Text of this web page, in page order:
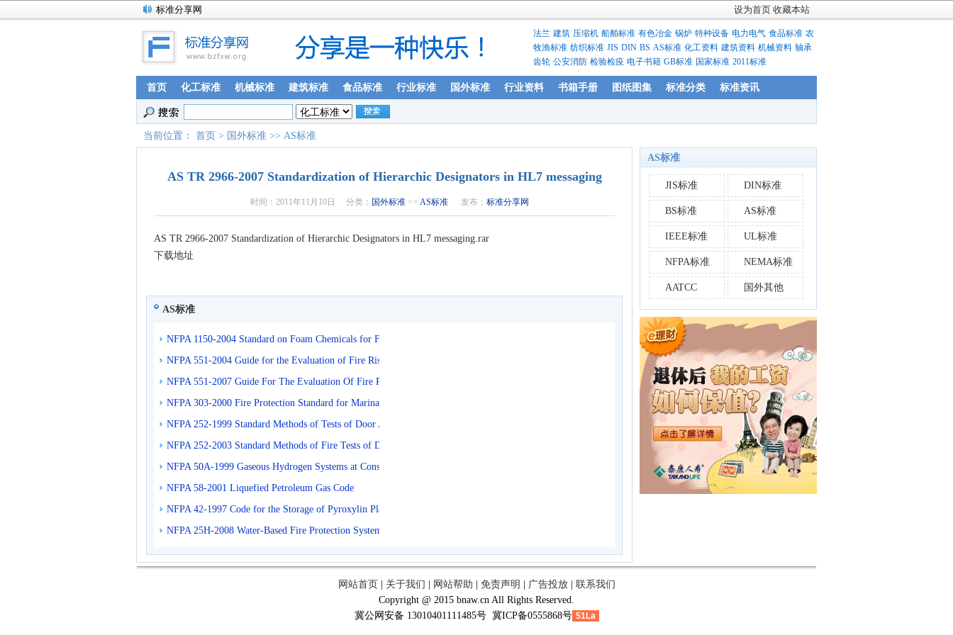
标准分享网 设为首页 收藏本站
法兰 建筑 压缩机 船舶标准 有色冶金 锅炉 特种设备 电力电气 食品标准 农
牧渔标准 纺织标准 JIS DIN BS AS标准 化工资料 建筑资料 机械资料 轴承
齿轮 公安消防 检验检疫 电子书籍 GB标准 国家标准 2011标准
首页 化工标准 机械标准 建筑标准 食品标准 行业标准 国外标准 行业资料 书箱手册 图纸图集 标准分类 标准资讯
当前位置： 首页 > 国外标准 >> AS标准
AS TR 2966-2007 Standardization of Hierarchic Designators in HL7 messaging
时间： 2011年11月10日 分类： 国外标准 >> AS标准 发布： 标准分享网
AS TR 2966-2007 Standardization of Hierarchic Designators in HL7 messaging.rar
下载地址
AS标准
NFPA 1150-2004 Standard on Foam Chemicals for Fires in Class A Fuels
NFPA 551-2004 Guide for the Evaluation of Fire Risk Assessments
NFPA 551-2007 Guide For The Evaluation Of Fire Risk Assessments
NFPA 303-2000 Fire Protection Standard for Marinas and Boatyards
NFPA 252-1999 Standard Methods of Tests of Door Assemblies
NFPA 252-2003 Standard Methods of Fire Tests of Door Assemblies
NFPA 50A-1999 Gaseous Hydrogen Systems at Consumer Sites
NFPA 58-2001 Liquefied Petroleum Gas Code
NFPA 42-1997 Code for the Storage of Pyroxylin Plastic
NFPA 25H-2008 Water-Based Fire Protection Systems Handbook
AS标准
JIS标准 DIN标准
BS标准 AS标准
IEEE标准 UL标准
NFPA标准 NEMA标准
AATCC 国外其他
网站首页 关于我们 网站帮助 免责声明 广告投放| 联系我们
Copyright @ 2015 bnaw.cn All Rights Reserved.
冀公网安备 13010401111485号 冀ICP备0555868号 51La